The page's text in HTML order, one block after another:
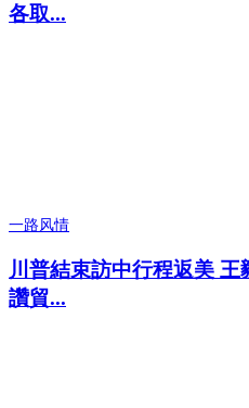
各取...
一路风情
川普結束訪中行程返美
讚貿...